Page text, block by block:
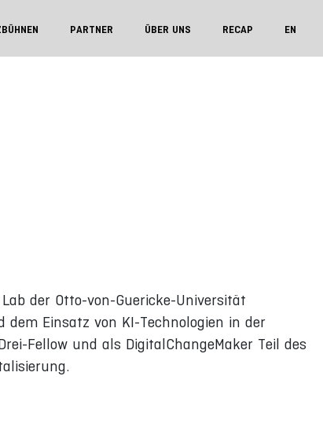
PARTNER ÜBER UNS RECAP EN
der Otto-von-Guericke-Universität
Einsatz von KI-Technologien in der
Fellow und als DigitalChangeMaker Teil des